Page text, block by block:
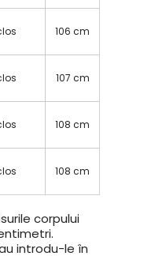
106 cm
107 cm
108 cm
108 cm
corpului
introdu-le în